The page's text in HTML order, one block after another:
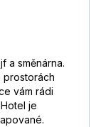
a směnárna.
prostorách
vám rádi
je